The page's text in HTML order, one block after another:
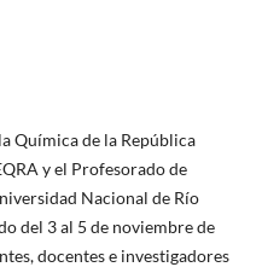
Química de la República
y el Profesorado de
Nacional de Río
del 3 al 5 de noviembre de
docentes e investigadores